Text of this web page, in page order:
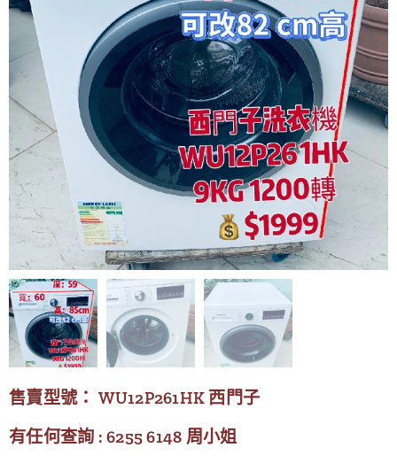
售賣型號： WU12P261HK 西門子
有任何查詢 : 6255 6148 周小姐